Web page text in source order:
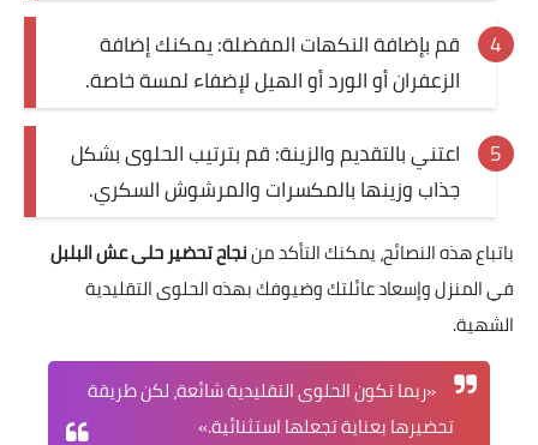
قم بإضافة النكهات المفضلة: يمكنك إضافة
الزعفران أو الورد أو الهيل لإضفاء لمسة خاصة.
اعتني بالتقديم والزينة: قم بترتيب الحلوى بشكل
جذاب وزينها بالمكسرات والمرشوش السكري.
باتباع هذه النصائح، يمكنك التأكد مننجاح تحضير حلى عش البلبل
في المنزل وإسعاد عائلتك وضيوفك بهذه الحلوى التقليدية
الشهية.
«ربما تكون الحلوى التقليدية شائعة، لكن طريقة
تحضيرها بعناية تجعلها استثنائية.»